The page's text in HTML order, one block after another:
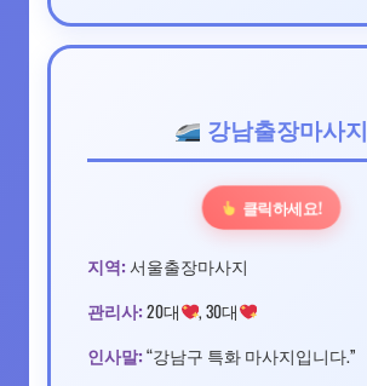
강남출장마사지
클릭하세요!
지역: 서울출장마사지
관리사: 20대 , 30대
인사말: “강남구 특화 마사지입니다.”